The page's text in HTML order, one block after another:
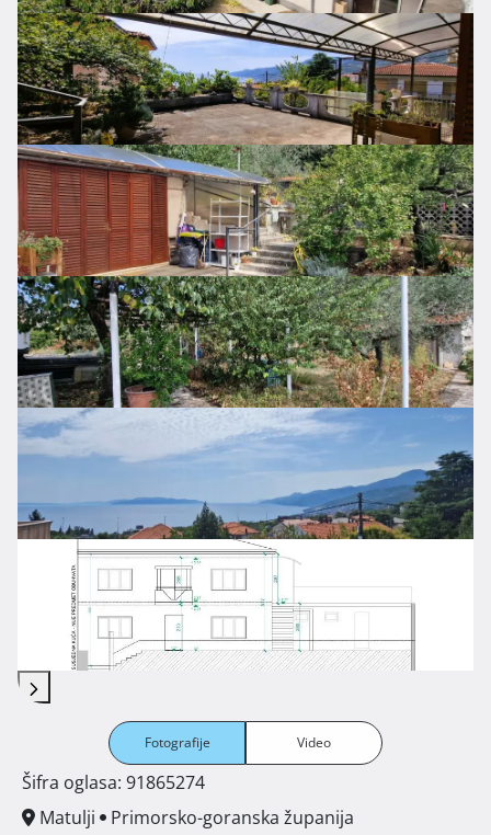
Fotografije Video
Šifra oglasa: 91865274
Matulji
Primorsko-goranska županija